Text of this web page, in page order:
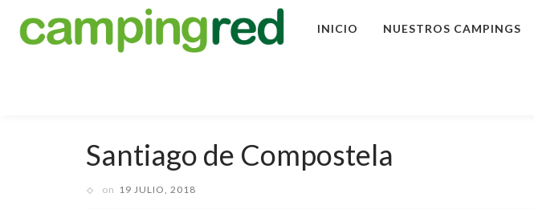
INICIO NUESTROS CAMPINGS
Santiago de Compostela
on 19 JULIO, 2018